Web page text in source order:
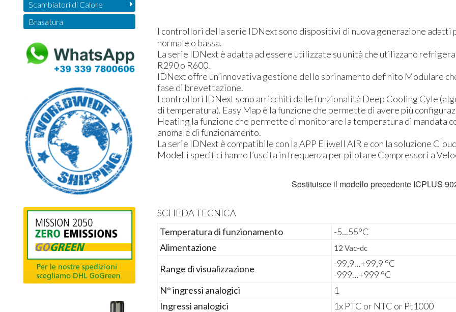
I controllori della serie IDNext sono dispositivi di nuova generazione
normale o bassa.
La serie IDNext è adatta ad essere utilizzate su unità che utilizzano
R290 o R600.
IDNext offre un’innovativa gestione dello sbrinamento definito Modulare
fase di brevettazione.
I controllori IDNext sono arricchiti dalle funzionalità Deep Cooling Cyle
di temperatura). Easy Map è la funzione che permette di avere più
Heating la funzione che permette di monitorare la temperatura di mandata
anomale di funzionamento.
La serie IDNext è compatibile con la APP Eliwell AIR e con la soluzione
Modelli specifici hanno l’uscita in frequenza per pilotare Compressori a
Sostituisce il modello precedente ICPLUS
SCHEDA TECNICA
Temperatura di funzionamento
-5...55°C
Alimentazione
12 Vac-dc
Range di visualizzazione
-99,9…+99,9 °C
-999…+999 °C
N° ingressi analogici
1
Ingressi analogici
1x PTC or NTC or Pt1000
Scambiatori di Calore
Brasatura